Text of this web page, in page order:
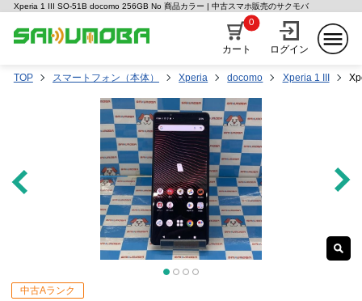
Xperia 1 III SO-51B docomo 256GB No 商品カラー | 中古スマホ販売のサクモバ
カート
0
ログイン
TOP スマートフォン（本体） Xperia docomo Xperia 1 III
中古Aランク